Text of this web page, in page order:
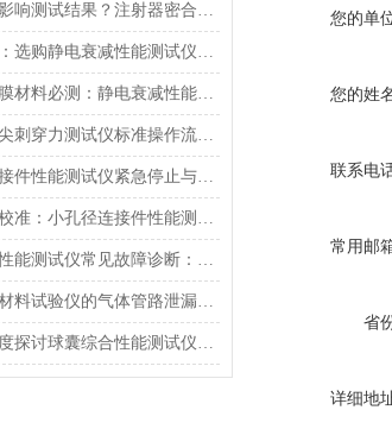
气源波动影响测试结果？注射器密合性正压测试仪的稳压设计分析
采购必读：选购静电衰减性能测试仪的5个核心参数与避坑指南
锂电池隔膜材料必测：静电衰减性能测试仪的操作难点突破
缝合针针尖刺穿力测试仪标准操作流程（SOP）及实验员培训要点
小孔径连接件性能测试仪紧急停止与异常状态下的安全复位操作
三步搞定校准：小孔径连接件性能测试仪的每日开机自检流程详解
静电衰减性能测试仪常见故障诊断：充电不稳定与电位漂移排查
透气包装材料试验仪的气体管路泄漏防护与废气排放系统详解
从用户角度探讨球囊综合性能测试仪的故障问题
您的单
您的姓
联系电
常用邮
省
详细地